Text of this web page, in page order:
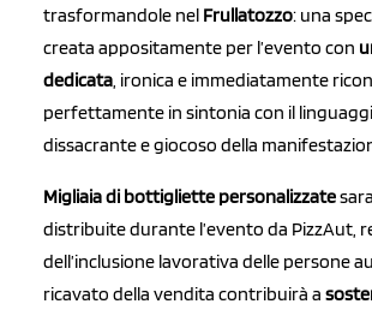
trasformandole nel Frullatozzo: una
creata appositamente per l’evento con
dedicata , ironica e immediatamente
perfettamente in sintonia con il
dissacrante e giocoso della
Migliaia di bottigliette personalizzate
distribuite durante l’evento da PizzAut,
dell’inclusione lavorativa delle persone
ricavato della vendita contribuirà a